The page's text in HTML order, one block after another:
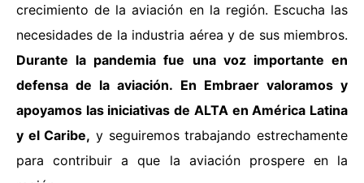
crecimiento de la aviación en la región. Escucha las
necesidades de la industria aérea y de sus miembros.
Durante la pandemia fue una voz importante en
defensa de la aviación. En Embraer valoramos y
apoyamos las iniciativas de ALTA en América Latina
y el Caribe, y seguiremos trabajando estrechamente
para contribuir a que la aviación prospere en la